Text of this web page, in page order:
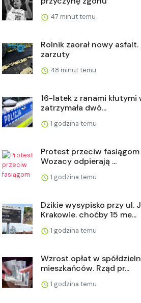
47 minut temu
Rolnik zaorał nowy asfalt.
zarzuty
48 minut temu
16-latek z ranami kłutymi
zatrzymała dwó...
1 godzina temu
Protest przeciw
Wozacy odpierają ...
1 godzina temu
Dzikie wysypisko przy ul.
Krakowie. choćby 15 me...
1 godzina temu
Wzrost opłat w
mieszkańców. Rząd pr...
1 godzina temu